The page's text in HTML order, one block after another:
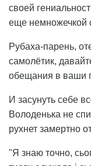
своей
еще немножечкой
Рубаха-парень,
самолётик,
обещания в ваши
И засунуть себе
Володенька не
рухнет замертно
"Я знаю точно,